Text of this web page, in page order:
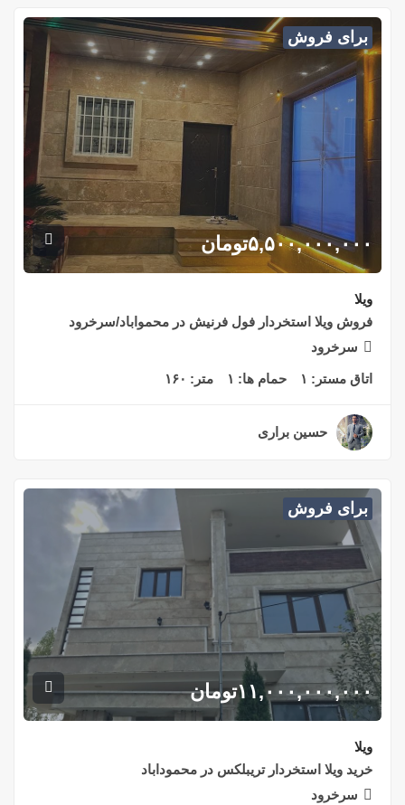
برای فروش
۵,۵۰۰,۰۰۰,۰۰۰تومان
ویلا
فروش ويلا استخردار فول فرنيش در محمواباد/سرخرود
سرخرود
اتاق مستر: ۱ حمام ها: ۱ متر: ۱۶۰
حسین براری
برای فروش
۱۱,۰۰۰,۰۰۰,۰۰۰تومان
ویلا
خريد ويلا استخردار تريبلكس در محموداباد
سرخرود